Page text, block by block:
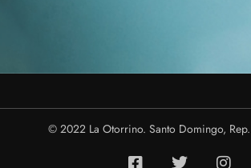
© 2022 La Otorrino. Santo Domingo,